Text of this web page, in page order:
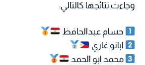
وجاءت نتائجها كالتالي:
حسام عبدالحافظ
ابانو غاري
محمد ابو الحمد